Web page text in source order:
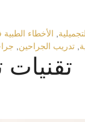
, الأخطاء
, تدريب الجراحين,